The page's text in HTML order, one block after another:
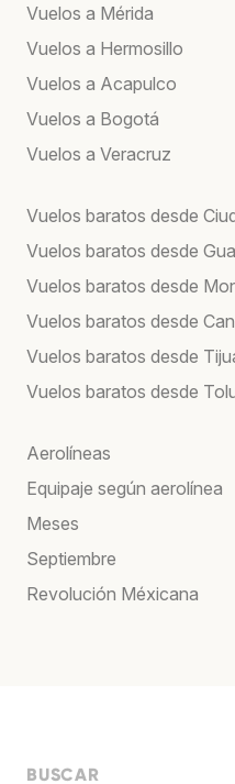
Vuelos a Mérida
Vuelos a Hermosillo
Vuelos a Acapulco
Vuelos a Bogotá
Vuelos a Veracruz
Vuelos baratos desde
Vuelos baratos desde
Vuelos baratos desde
Vuelos baratos desde
Vuelos baratos desde
Vuelos baratos desde
Aerolíneas
Equipaje según aerolínea
Meses
Septiembre
Revolución Méxicana
BUSCAR